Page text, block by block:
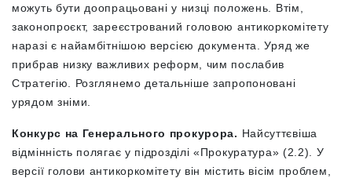
можуть бути доопрацьовані у низці положень. Втім,
законопроєкт, зареєстрований головою антикоркомітету
наразі є найамбітнішою версією документа. Уряд же
прибрав низку важливих реформ, чим послабив
Стратегію. Розглянемо детальніше запропоновані
урядом зніми.
Конкурс на Генерального прокурора. Найсуттєвіша
відмінність полягає у підрозділі «Прокуратура» (2.2). У
версії голови антикоркомітету він містить вісім проблем,